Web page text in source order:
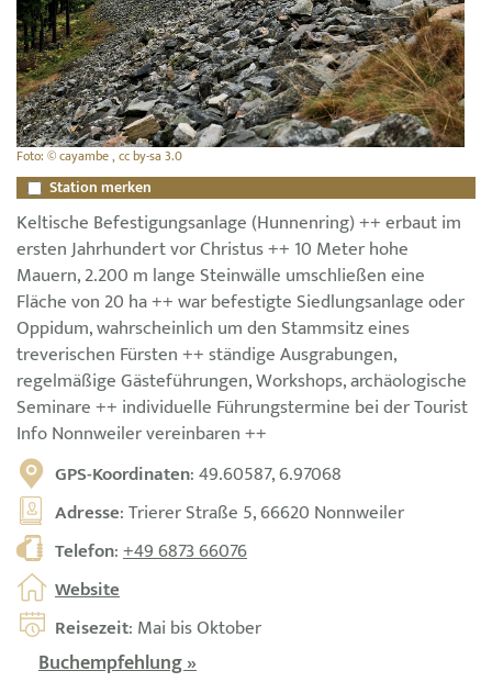
Foto: © cayambe , cc by-sa 3.0
Station merken
Keltische Befestigungsanlage (Hunnenring) ++ erbaut im
ersten Jahrhundert vor Christus ++ 10 Meter hohe
Mauern, 2.200 m lange Steinwälle umschließen eine
Fläche von 20 ha ++ war befestigte Siedlungsanlage oder
Oppidum, wahrscheinlich um den Stammsitz eines
treverischen Fürsten ++ ständige Ausgrabungen,
regelmäßige Gästeführungen, Workshops, archäologische
Seminare ++ individuelle Führungstermine bei der Tourist
Info Nonnweiler vereinbaren ++
GPS-Koordinaten: 49.60587, 6.97068
Adresse: Trierer Straße 5, 66620 Nonnweiler
Telefon:+49 6873 66076
Website
Reisezeit: Mai bis Oktober
Buchempfehlung »